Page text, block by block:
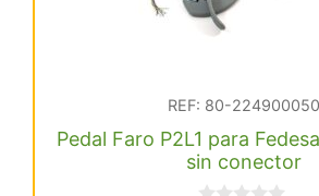
REF: 80-224900050
Pedal Faro P2L1 para
sin conector